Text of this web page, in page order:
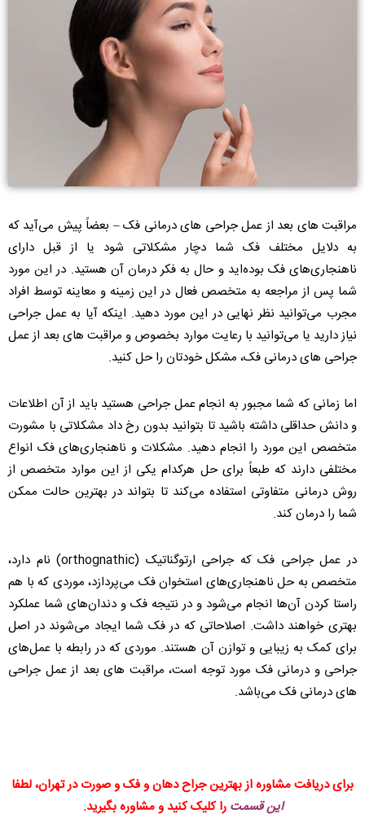
مراقبت های بعد از عمل جراحی های درمانی فک – بعضاً پیش می‌آید که
به دلایل مختلف فک شما دچار مشکلاتی شود یا از قبل دارای
ناهنجاری‌های فک بوده‌اید و حال به فکر درمان آن هستید. در این مورد
شما پس از مراجعه به متخصص فعال در این زمینه و معاینه توسط افراد
مجرب می‌توانید نظر نهایی در این مورد دهید. اینکه آیا به عمل جراحی
نیاز دارید یا می‌توانید با رعایت موارد بخصوص و مراقبت های بعد از عمل
جراحی های درمانی فک، مشکل خودتان را حل کنید.
اما زمانی که شما مجبور به انجام عمل جراحی هستید باید از آن اطلاعات
و دانش حداقلی داشته باشید تا بتوانید بدون رخ داد مشکلاتی با مشورت
متخصص این مورد را انجام دهید. مشکلات و ناهنجاری‌های فک انواع
مختلفی دارند که طبعاً برای حل هرکدام یکی از این موارد متخصص از
روش درمانی متفاوتی استفاده می‌کند تا بتواند در بهترین حالت ممکن
شما را درمان کند.
در عمل جراحی فک که جراحی ارتوگناتیک (orthognathic) نام دارد،
متخصص به حل ناهنجاری‌های استخوان فک می‌پردازد، موردی که با هم
راستا کردن آن‌ها انجام می‌شود و در نتیجه فک و دندان‌های شما عملکرد
بهتری خواهند داشت. اصلاحاتی که در فک شما ایجاد می‌شوند در اصل
برای کمک به زیبایی و توازن آن هستند. موردی که در رابطه با عمل‌های
جراحی و درمانی فک مورد توجه است، مراقبت های بعد از عمل جراحی
های درمانی فک می‌باشد.
برای دریافت مشاوره از بهترین جراح دهان و فک و صورت در تهران، لطفا
این قسمت را کلیک کنید و مشاوره بگیرید.